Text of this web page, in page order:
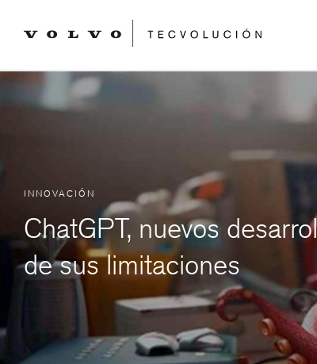
INNOVACIÓN
ChatGPT, nuevos
de sus limitaciones